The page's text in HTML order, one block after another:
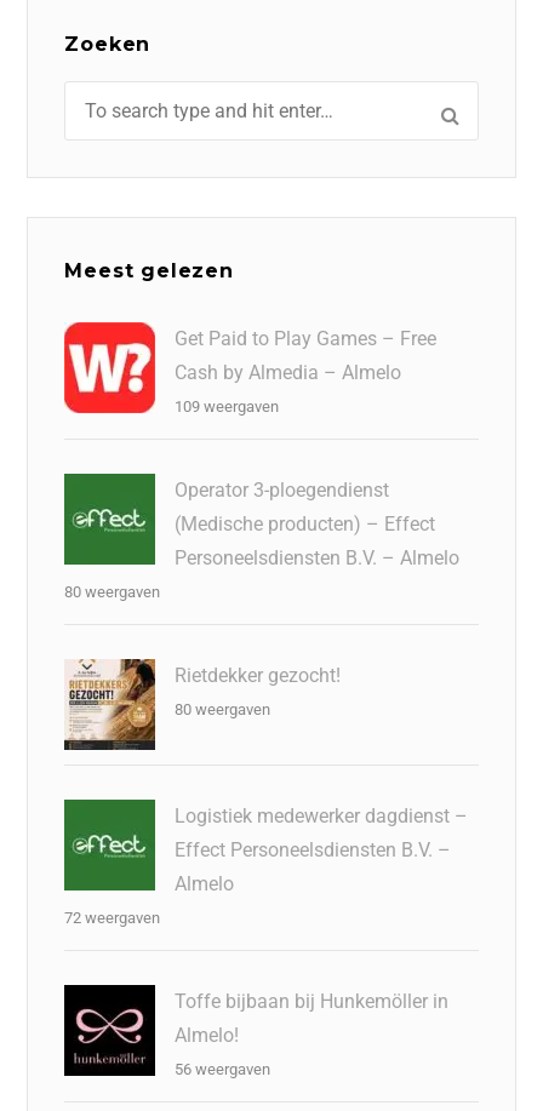
Zoeken
Meest gelezen
Get Paid to Play Games – Free
Cash by Almedia – Almelo
109 weergaven
Operator 3-ploegendienst
(Medische producten) – Effect
Personeelsdiensten B.V. – Almelo
80 weergaven
Rietdekker gezocht!
80 weergaven
Logistiek medewerker dagdienst –
Effect Personeelsdiensten B.V. –
Almelo
72 weergaven
Toffe bijbaan bij Hunkemöller in
Almelo!
56 weergaven